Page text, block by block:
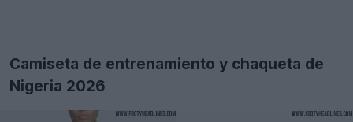
Camiseta de entrenamiento y chaqueta de
Nigeria 2026